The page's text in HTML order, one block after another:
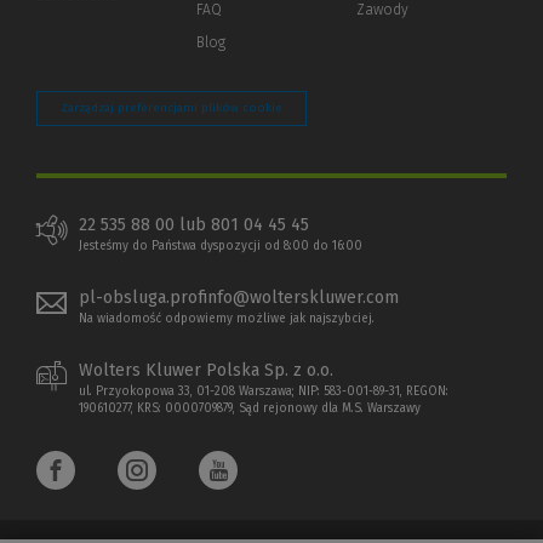
FAQ
Blog
Zawody
Zarządzaj preferencjami plików cookie
22 535 88 00 lub 801 04 45 45
Jesteśmy do Państwa dyspozycji od 8:00 do 16:00
pl-obsluga.profinfo@wolterskluwer.com
Na wiadomość odpowiemy możliwe jak najszybciej.
Wolters Kluwer Polska Sp. z o.o.
ul. Przyokopowa 33, 01-208 Warszawa; NIP: 583-001-89-31, REGON:
190610277, KRS: 0000709879, Sąd rejonowy dla M.S. Warszawy